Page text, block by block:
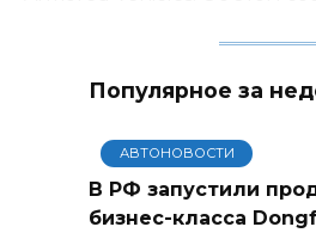
Популярное за
АВТОНОВОСТИ
В РФ запустили
бизнес-класса